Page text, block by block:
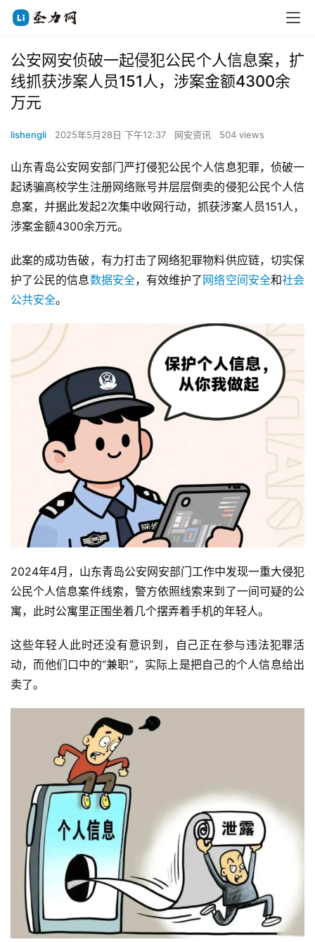
公安网安侦破一起侵犯公民个人信息案，扩
线抓获涉案人员151人，涉案金额4300余
万元
lishengli 2025年5月28日 下午12:37 网安资讯 504 views
山东青岛公安网安部门严打侵犯公民个人信息犯罪，侦破一
起诱骗高校学生注册网络账号并层层倒卖的侵犯公民个人信
息案，并据此发起2次集中收网行动，抓获涉案人员151人，
涉案金额4300余万元。
此案的成功告破，有力打击了网络犯罪物料供应链，切实保
护了公民的信息数据安全，有效维护了 网络空间安全和社会
公共安全。
2024年4月，山东青岛公安网安部门工作中发现一重大侵犯
公民个人信息案件线索，警方依照线索来到了一间可疑的公
寓，此时公寓里正围坐着几个摆弄着手机的年轻人。
这些年轻人此时还没有意识到，自己正在参与违法犯罪活
动，而他们口中的“兼职”，实际上是把自己的个人信息给出
卖了。